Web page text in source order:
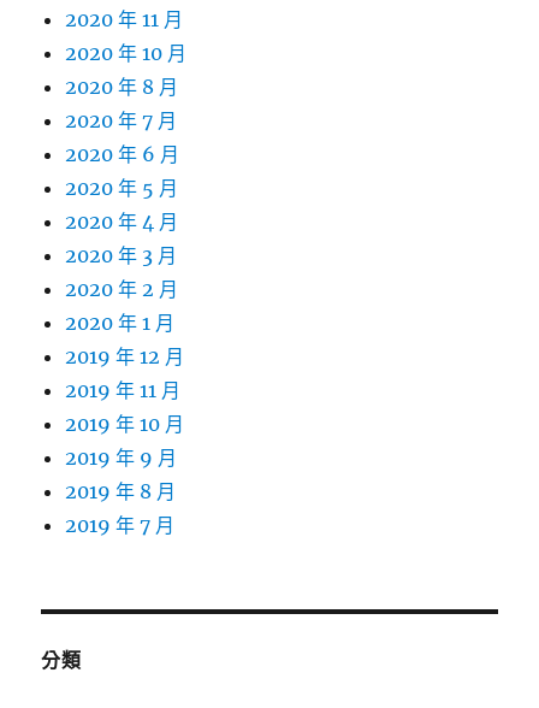
2020 年 11 月
2020 年 10 月
2020 年 8 月
2020 年 7 月
2020 年 6 月
2020 年 5 月
2020 年 4 月
2020 年 3 月
2020 年 2 月
2020 年 1 月
2019 年 12 月
2019 年 11 月
2019 年 10 月
2019 年 9 月
2019 年 8 月
2019 年 7 月
分類